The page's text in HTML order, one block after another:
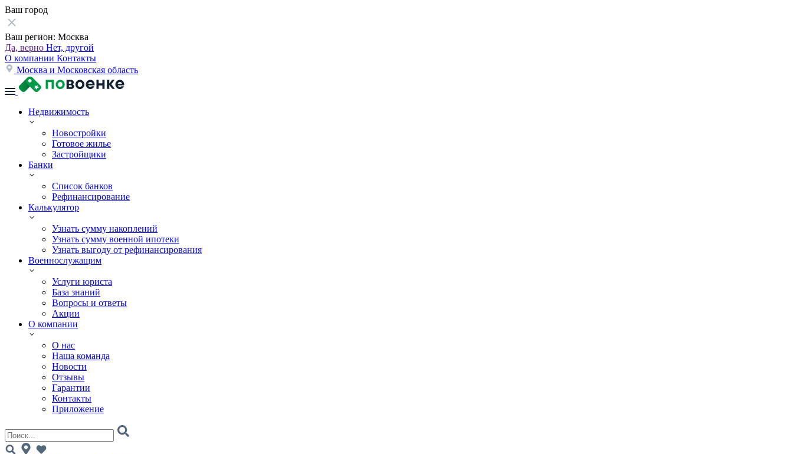
Ваш город
Ваш регион: Москва
Да, верно Нет, другой
О компании Контакты
Москва и Московская область
Недвижимость
Новостройки
Готовое жилье
Застройщики
Банки
Список банков
Рефинансирование
Калькулятор
Узнать сумму накоплений
Узнать сумму военной ипотеки
Узнать выгоду от рефинансирования
Военнослужащим
Услуги юриста
База знаний
Вопросы и ответы
Акции
О компании
О нас
Наша команда
Новости
Отзывы
Гарантии
Контакты
Приложение